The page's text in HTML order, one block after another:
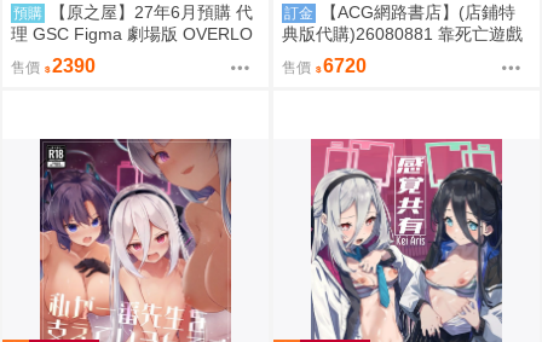
預購
【原之屋】27年6月預購 代
理 GSC Figma 劇場版 OVERLO
RD 聖王國篇 雅兒貝德 0918
售價 2390
訂金
【ACG網路書店】(店鋪特
典版代購)26080881 靠死亡遊戲
混飯吃。44:CLOUDY BEACH 藍
光BD 幽鬼抱枕套限定版
售價 6720